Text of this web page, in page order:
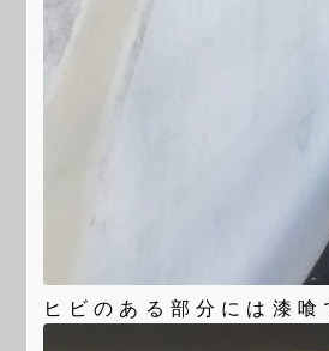
ヒビのある部分には漆喰